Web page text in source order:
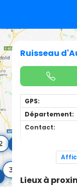
Ruisseau
GPS:
Département:
Contact:
Espèces de
catégorie
Lieux à